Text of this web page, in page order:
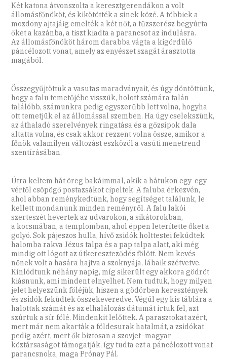
Két katona átvonszolta a keresztgerendákon a volt
állomásfőnököt, és kikötötték a sínek közé. A többiek a
mozdony ajtajáig emelték a két nőt, a tűzszerész begyúrta
őket a kazánba, a tiszt kiadta a parancsot az indulásra.
Az állomásfőnököt három darabba vágta a kigördülő
páncélozott vonat, amely az enyészet szagát árasztotta
magából.
Összegyűjtöttük a vasutas maradványait, és úgy döntöttünk,
hogy a falu temetőjébe visszük, holott számára talán
találóbb, számunkra pedig egyszerűbb lett volna, hogyha
ott temetjük el az állomással szemben. Ha úgy cselekszünk,
az áthaladó szerelvények ringatása és a gőzsípok dala
altatta volna, és csak akkor rezzent volna össze, amikor a
főnök valamilyen változást eszközöl a vasúti menetrend
szentírásában.
Útra keltem hát öreg bakáimmal, akik a hátukon egy-egy
vértől csöpögő postazsákot cipeltek. A faluba érkezvén,
ahol abban reménykedtünk, hogy segítséget találunk, le
kellett mondanunk minden reményről. A falu lakói
szerteszét hevertek az udvarokon, a sikátorokban,
a kocsmában, a templomban, ahol éppen leterítette őket a
golyó. Sok pájeszos hulla, hívő zsidók holttestei feküdtek
halomba rakva Jézus talpa és a pap talpa alatt, aki még
mindig ott lógott az útkereszteződés fölött. Nem kevés
nőnek volt a hasára hajtva a szoknyája, lábaik szétvetve.
Kínlódtunk néhány napig, míg sikerült egy akkora gödröt
kiásnunk, ami mindent elnyelhet. Nem tudtuk, hogy milyen
jelet helyezzünk föléjük, hiszen a gödörben keresztények
és zsidók feküdtek összekeveredve. Végül egy kis táblára a
halottak számát és az elhalálozás dátumát írtuk fel, azt
szúrtuk a sír fölé. Mindenkit lelőttek. A parasztokat azért,
mert már nem akarták a földesurak hatalmát, a zsidókat
pedig azért, mert ők biztosan a szovjet–magyar
köztársaságot támogatják, így tudta ezt a páncélozott vonat
parancsnoka, maga Prónay Pál.